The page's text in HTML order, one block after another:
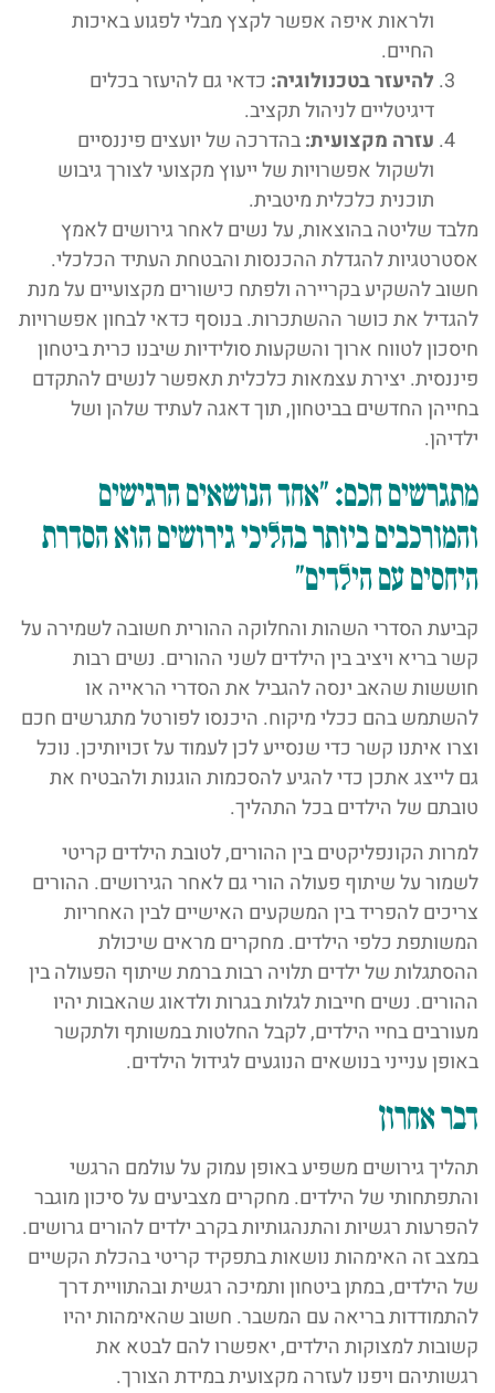
ולראות איפה אפשר לקצץ מבלי לפגוע באיכות
החיים.
להיעזר בטכנולוגיה: כדאי גם להיעזר בכלים
דיגיטליים לניהול תקציב.
עזרה מקצועית:בהדרכה של יועצים פיננסיים
ולשקול אפשרויות של ייעוץ מקצועי לצורך גיבוש
תוכנית כלכלית מיטבית.
מלבד שליטה בהוצאות, על נשים לאחר גירושים לאמץ
אסטרטגיות להגדלת ההכנסות והבטחת העתיד הכלכלי.
חשוב להשקיע בקריירה ולפתח כישורים מקצועיים על מנת
להגדיל את כושר ההשתכרות. בנוסף כדאי לבחון אפשרויות
חיסכון לטווח ארוך והשקעות סולידיות שיבנו כרית ביטחון
פיננסית. יצירת עצמאות כלכלית תאפשר לנשים להתקדם
בחייהן החדשים בביטחון, תוך דאגה לעתיד שלהן ושל
ילדיהן.
מתגרשים חכם: "אחד הנושאים הרגישים
והמורכבים ביותר בהליכי גירושים הוא הסדרת
היחסים עם הילדים"
קביעת הסדרי השהות והחלוקה ההורית חשובה לשמירה על
קשר בריא ויציב בין הילדים לשני ההורים. נשים רבות
חוששות שהאב ינסה להגביל את הסדרי הראייה או
להשתמש בהם ככלי מיקוח. היכנסו לפורטל מתגרשים חכם
וצרו איתנו קשר כדי שנסייע לכן לעמוד על זכויותיכן. נוכל
גם לייצג אתכן כדי להגיע להסכמות הוגנות ולהבטיח את
טובתם של הילדים בכל התהליך.
למרות הקונפליקטים בין ההורים, לטובת הילדים קריטי
לשמור על שיתוף פעולה הורי גם לאחר הגירושים. ההורים
צריכים להפריד בין המשקעים האישיים לבין האחריות
המשותפת כלפי הילדים. מחקרים מראים שיכולת
ההסתגלות של ילדים תלויה רבות ברמת שיתוף הפעולה בין
ההורים. נשים חייבות לגלות בגרות ולדאוג שהאבות יהיו
מעורבים בחיי הילדים, לקבל החלטות במשותף ולתקשר
באופן ענייני בנושאים הנוגעים לגידול הילדים.
דבר אחרון
תהליך גירושים משפיע באופן עמוק על עולמם הרגשי
והתפתחותי של הילדים. מחקרים מצביעים על סיכון מוגבר
להפרעות רגשיות והתנהגותיות בקרב ילדים להורים גרושים.
במצב זה האימהות נושאות בתפקיד קריטי בהכלת הקשיים
של הילדים, במתן ביטחון ותמיכה רגשית ובהתוויית דרך
להתמודדות בריאה עם המשבר. חשוב שהאימהות יהיו
קשובות למצוקות הילדים, יאפשרו להם לבטא את
רגשותיהם ויפנו לעזרה מקצועית במידת הצורך.